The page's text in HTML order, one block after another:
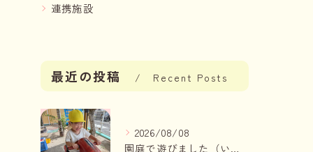
連携施設
最近の投稿 Recent Posts
2026/08/08
園庭で遊びました（いちご組、りんご組）